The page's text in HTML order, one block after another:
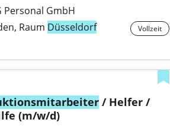
Personal GmbH
Raum Düsseldorf Vollzeit
/ Helfer /
(m/w/d)